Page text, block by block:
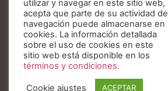
Fibratore
utilizar y navegar en este sitio web,
acepta que parte de su actividad de
navegación puede almacenarse en
cookies. La información detallada
sobre el uso de cookies en este
sitio web está disponible en los
términos y condiciones.
Cookie ajustes ACEPTAR